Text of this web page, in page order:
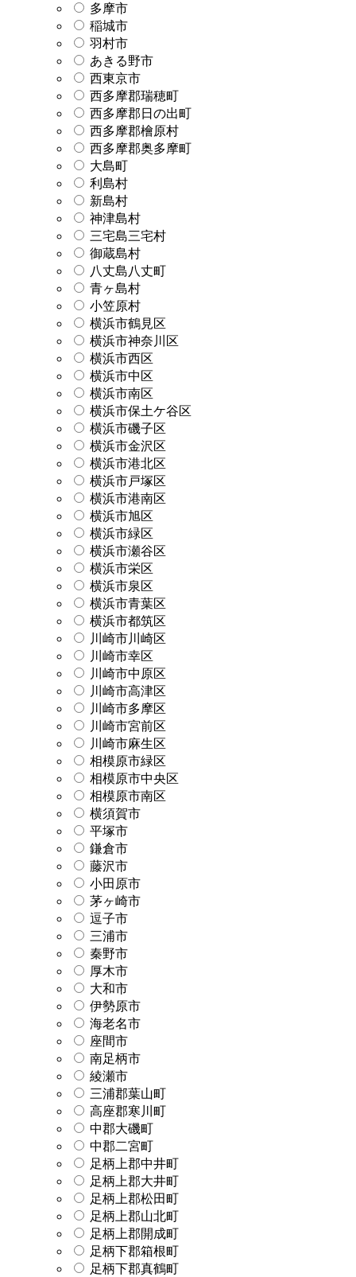
多摩市
稲城市
羽村市
あきる野市
西東京市
西多摩郡瑞穂町
西多摩郡日の出町
西多摩郡檜原村
西多摩郡奥多摩町
大島町
利島村
新島村
神津島村
三宅島三宅村
御蔵島村
八丈島八丈町
青ヶ島村
小笠原村
横浜市鶴見区
横浜市神奈川区
横浜市西区
横浜市中区
横浜市南区
横浜市保土ケ谷区
横浜市磯子区
横浜市金沢区
横浜市港北区
横浜市戸塚区
横浜市港南区
横浜市旭区
横浜市緑区
横浜市瀬谷区
横浜市栄区
横浜市泉区
横浜市青葉区
横浜市都筑区
川崎市川崎区
川崎市幸区
川崎市中原区
川崎市高津区
川崎市多摩区
川崎市宮前区
川崎市麻生区
相模原市緑区
相模原市中央区
相模原市南区
横須賀市
平塚市
鎌倉市
藤沢市
小田原市
茅ヶ崎市
逗子市
三浦市
秦野市
厚木市
大和市
伊勢原市
海老名市
座間市
南足柄市
綾瀬市
三浦郡葉山町
高座郡寒川町
中郡大磯町
中郡二宮町
足柄上郡中井町
足柄上郡大井町
足柄上郡松田町
足柄上郡山北町
足柄上郡開成町
足柄下郡箱根町
足柄下郡真鶴町